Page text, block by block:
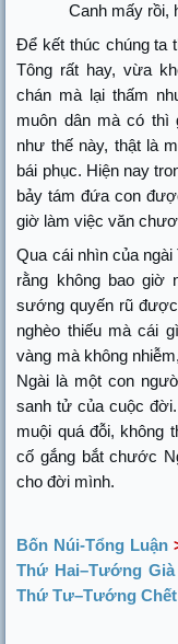
Canh mấy rồi,
Để kết thúc chúng ta
Tông rất hay, vừa
chán mà lại thấm
muôn dân mà có thì
như thế này, thật là
bái phục. Hiện nay
bảy tám đứa con
giờ làm việc văn
Qua cái nhìn của
rằng không bao giờ
sướng quyến rũ
nghèo thiếu mà cái
vàng mà không
Ngài là một con
sanh tử của cuộc
muội quá đỗi, không
cố gắng bắt chước
cho đời mình.
Bốn Núi-Tổng Luận
Thứ Hai–Tướng Già
Thứ Tư–Tướng Chết